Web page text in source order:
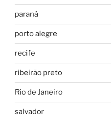
paraná
porto alegre
recife
ribeirão preto
Rio de Janeiro
salvador